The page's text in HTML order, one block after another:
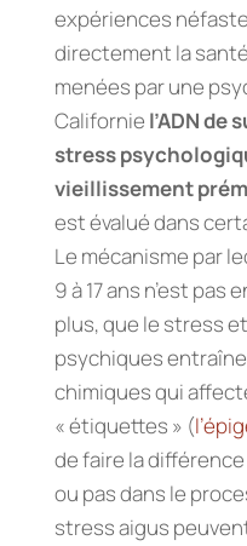
expériences
directement la
menées par une
Californie l’ADN de
stress
vieillissement
est évalué dans
Le mécanisme par
9 à 17 ans n’est pas
plus, que le stress
psychiques
chimiques qui
« étiquettes » (
de faire la
ou pas dans le
stress aigus